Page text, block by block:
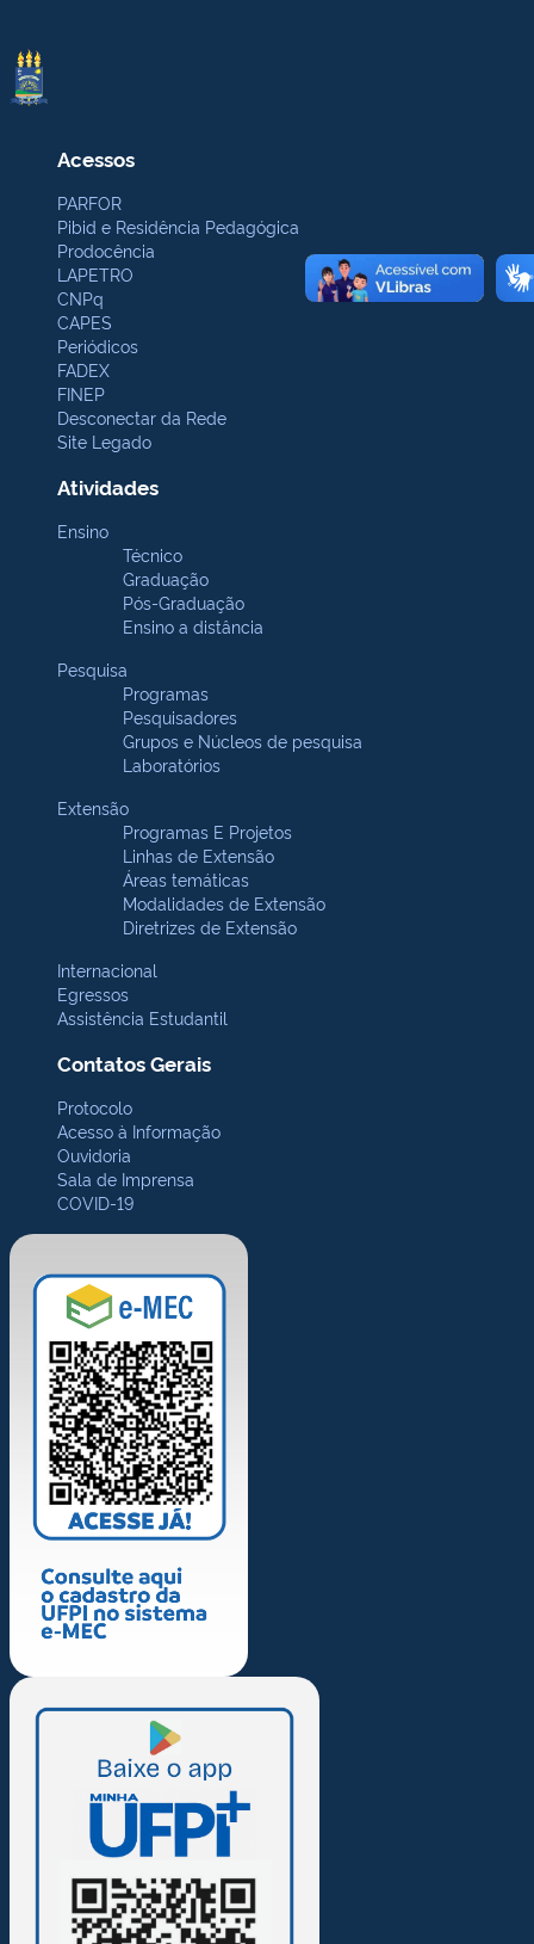
Acessos
PARFOR
Pibid e Residência Pedagógica
Prodocência
LAPETRO
CNPq
CAPES
Periódicos
FADEX
FINEP
Desconectar da Rede
Site Legado
Atividades
Ensino
Técnico
Graduação
Pós-Graduação
Ensino a distância
Pesquisa
Programas
Pesquisadores
Grupos e Núcleos de pesquisa
Laboratórios
Extensão
Programas E Projetos
Linhas de Extensão
Áreas temáticas
Modalidades de Extensão
Diretrizes de Extensão
Internacional
Egressos
Assistência Estudantil
Contatos Gerais
Protocolo
Acesso à Informação
Ouvidoria
Sala de Imprensa
COVID-19